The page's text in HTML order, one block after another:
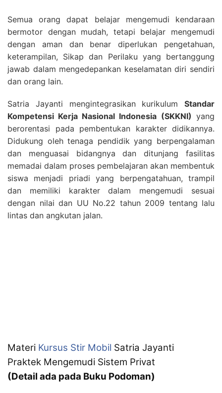
Semua orang dapat belajar mengemudi kendaraan
bermotor dengan mudah, tetapi belajar mengemudi
dengan aman dan benar diperlukan pengetahuan,
keterampilan, Sikap dan Perilaku yang bertanggung
jawab dalam mengedepankan keselamatan diri sendiri
dan orang lain.
Satria Jayanti mengintegrasikan kurikulum Standar
Kompetensi Kerja Nasional Indonesia (SKKNI) yang
berorentasi pada pembentukan karakter didikannya.
Didukung oleh tenaga pendidik yang berpengalaman
dan menguasai bidangnya dan ditunjang fasilitas
memadai dalam proses pembelajaran akan membentuk
siswa menjadi priadi yang berpengatahuan, trampil
dan memiliki karakter dalam mengemudi sesuai
dengan nilai dan UU No.22 tahun 2009 tentang lalu
lintas dan angkutan jalan.
Materi Kursus Stir Mobil Satria Jayanti
Praktek Mengemudi Sistem Privat
(Detail ada pada Buku Podoman)